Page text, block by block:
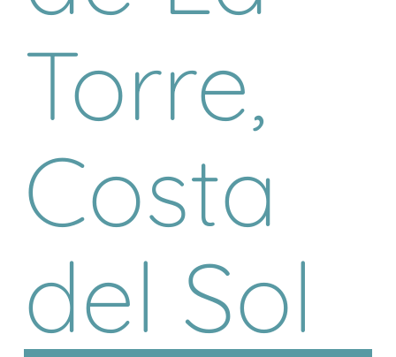
Torre,
Costa
del Sol